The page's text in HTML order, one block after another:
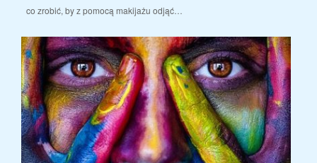
co zrobić, by z pomocą makijażu odjąć…